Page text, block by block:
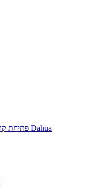
פתיחת קריאת שירות מצלמות אבטחה Dahua